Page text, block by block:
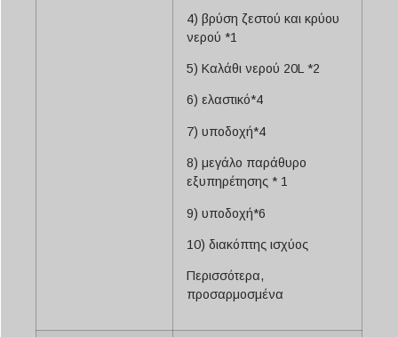
4) βρύση ζεστού και κρύου
νερού *1
5) Καλάθι νερού 20L *2
6) ελαστικό*4
7) υποδοχή*4
8) μεγάλο παράθυρο
εξυπηρέτησης * 1
9) υποδοχή*6
10) διακόπτης ισχύος
Περισσότερα,
προσαρμοσμένα